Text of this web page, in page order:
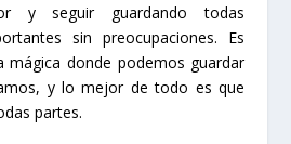
y seguir guardando todas
sin preocupaciones. Es
mágica donde podemos guardar
y lo mejor de todo es que
partes.